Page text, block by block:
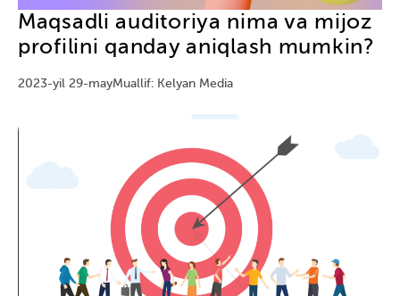
Maqsadli auditoriya nima va mijoz
profilini qanday aniqlash mumkin?
2023-yil 29-mayMuallif: Kelyan Media